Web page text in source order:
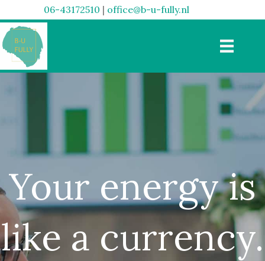
06-43172510 | office@b-u-fully.nl
Your energy is
like a currency.